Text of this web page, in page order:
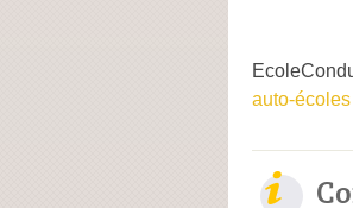
auto-écoles